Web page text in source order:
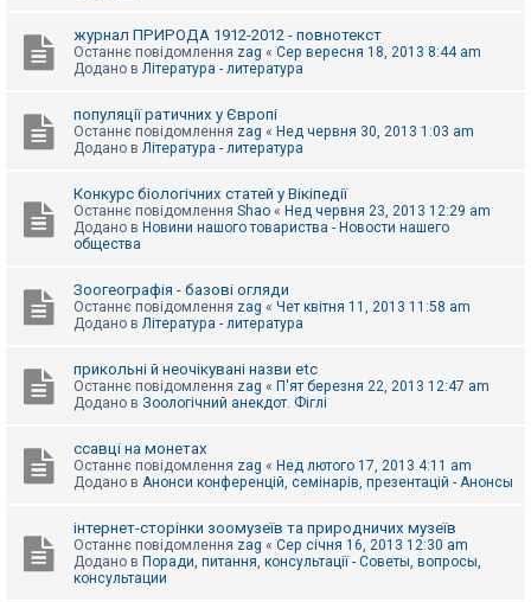
е
ш
к
м
г
журнал ПРИРОДА 1912-2012 - повнотекст
Останнє повідомлення zag « Сер вересня 18, 2013 8:44 am
Додано в Література - литература
популяції ратичних у Європі
Останнє повідомлення zag « Нед червня 30, 2013 1:03 am
Додано в Література - литература
Конкурс біологічних статей у Вікіпедії
Останнє повідомлення Shao « Нед червня 23, 2013 12:29 am
Додано в Новини нашого товариства - Новости нашего
общества
Зоогеографія - базові огляди
Останнє повідомлення zag « Чет квітня 11, 2013 11:58 am
Додано в Література - литература
прикольні й неочікувані назви etc
Останнє повідомлення zag « П'ят березня 22, 2013 12:47 am
Додано в Зоологічний анекдот. Фіглі
ссавці на монетах
Останнє повідомлення zag « Нед лютого 17, 2013 4:11 am
Додано в Анонси конференцій, семінарів, презентацій - Анонсы
інтернет-сторінки зоомузеїв та природничих музеїв
Останнє повідомлення zag « Сер січня 16, 2013 12:30 am
Додано в Поради, питання, консультації - Советы, вопросы,
консультации